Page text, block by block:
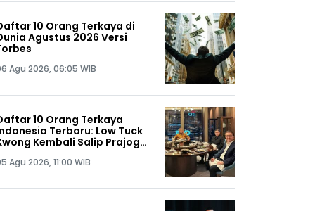
10 Orang Terkaya di
Agustus 2026 Versi
Agu 2026, 06:05 WIB
10 Orang Terkaya
Terbaru: Low Tuck
Kembali Salip Prajogo
Agu 2026, 11:00 WIB